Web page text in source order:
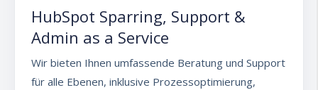
HubSpot Sparring, Support &
Admin as a Service
Wir bieten Ihnen umfassende Beratung und Support
für alle Ebenen, inklusive Prozessoptimierung,